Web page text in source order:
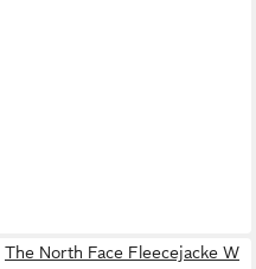
The North Face Fleecejacke W